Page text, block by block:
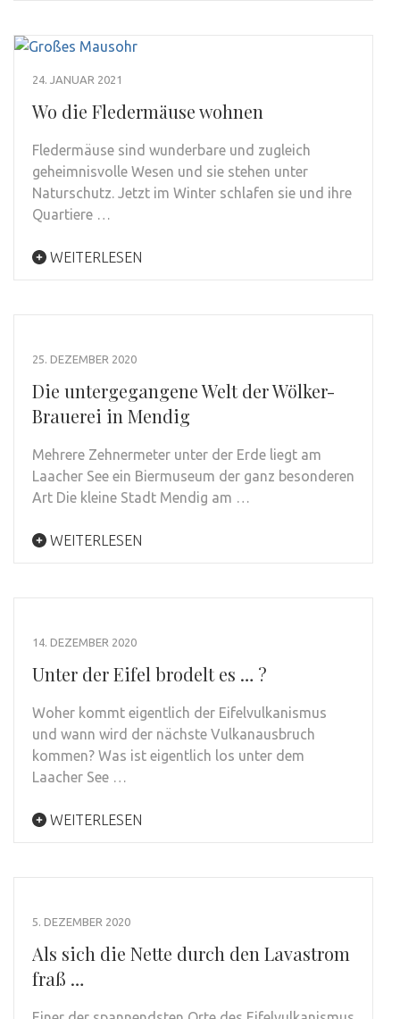
24. JANUAR 2021
Wo die Fledermäuse wohnen
Fledermäuse sind wunderbare und zugleich
geheimnisvolle Wesen und sie stehen unter
Naturschutz. Jetzt im Winter schlafen sie und ihre
Quartiere …
WEITERLESEN
25. DEZEMBER 2020
Die untergegangene Welt der Wölker-
Brauerei in Mendig
Mehrere Zehnermeter unter der Erde liegt am
Laacher See ein Biermuseum der ganz besonderen
Art Die kleine Stadt Mendig am …
WEITERLESEN
14. DEZEMBER 2020
Unter der Eifel brodelt es … ?
Woher kommt eigentlich der Eifelvulkanismus
und wann wird der nächste Vulkanausbruch
kommen? Was ist eigentlich los unter dem
Laacher See …
WEITERLESEN
5. DEZEMBER 2020
Als sich die Nette durch den Lavastrom
fraß …